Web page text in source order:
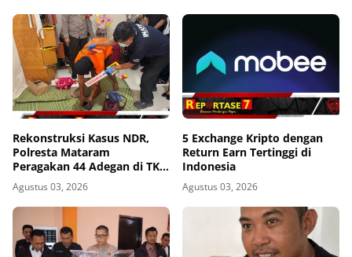
Rekonstruksi Kasus NDR,
Polresta Mataram
Peragakan 44 Adegan di TKP
Kos Gomong
Agustus 03, 2026
5 Exchange Kripto dengan
Return Earn Tertinggi di
Indonesia
Agustus 03, 2026